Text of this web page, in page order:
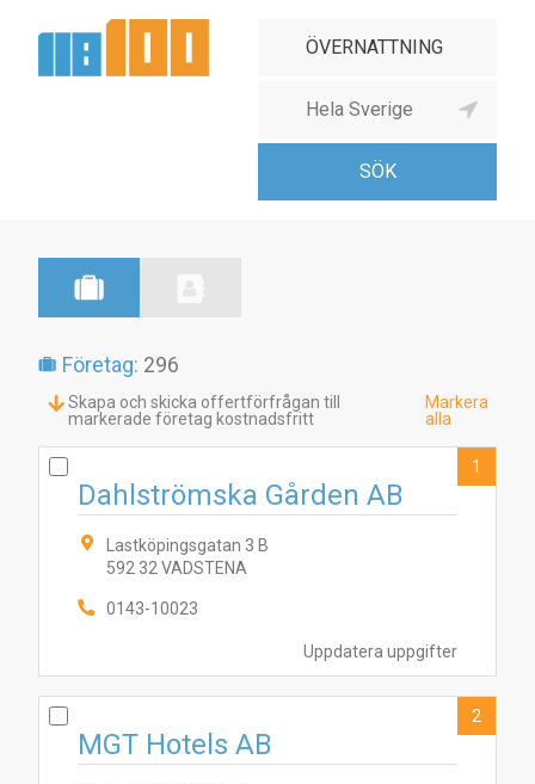
Företag: 296
Skapa och skicka offertförfrågan till
markerade företag kostnadsfritt
Markera
alla
Uppdatera uppgifter
Dahlströmska Gården AB
Lastköpingsgatan 3 B
592 32 VADSTENA
0143-10023
1
MGT Hotels AB
2